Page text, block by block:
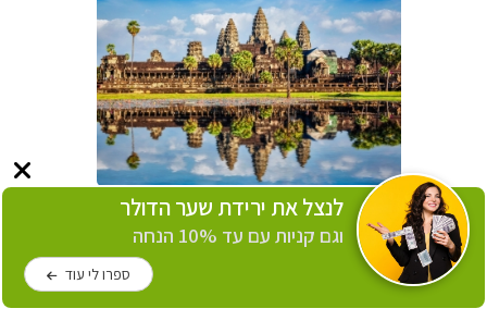
תכנון טיוללקמבודיה
לחץ לפרטים
לנצל את ירידת שער הדולר
וגם קניות עם עד 10% הנחה
ספרו לי עוד